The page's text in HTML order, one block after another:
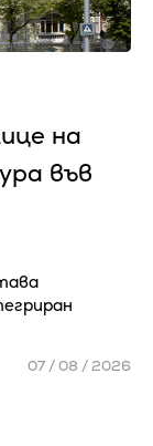
на
във
07 / 08 / 2026